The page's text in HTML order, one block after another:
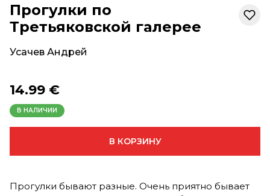
Прогулки по
Третьяковской галерее
Усачев Андрей
14.99 €
В НАЛИЧИИ
В КОРЗИНУ
Прогулки бывают разные. Очень приятно бывает